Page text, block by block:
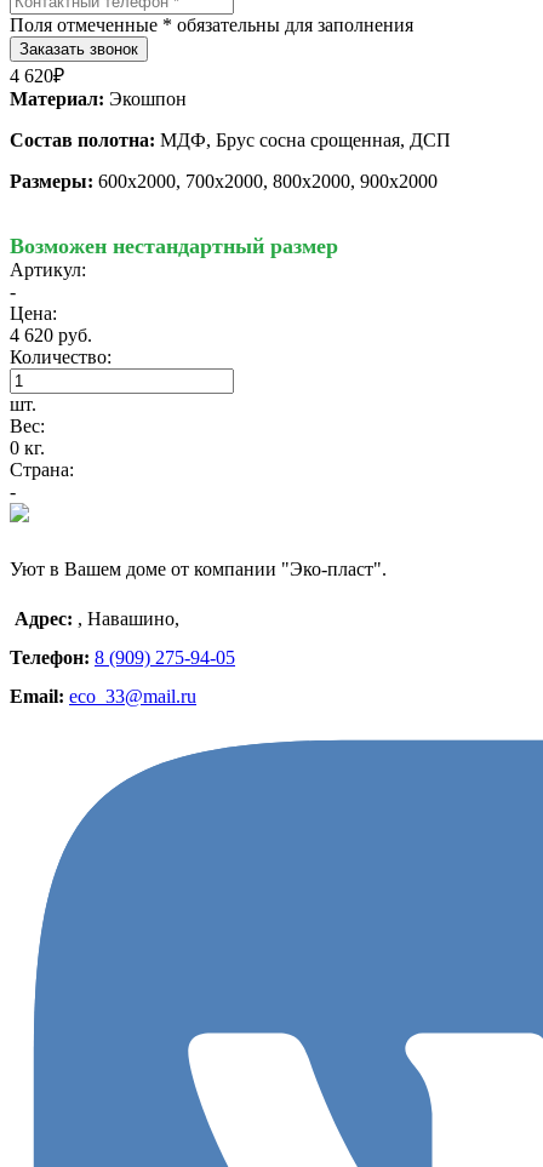
Поля отмеченные * обязательны для заполнения
4 620₽
Материал: Экошпон
Состав полотна: МДФ, Брус сосна срощенная, ДСП
Размеры: 600х2000, 700х2000, 800х2000, 900х2000
Возможен нестандартный размер
Артикул:
-
Цена:
4 620 руб.
Количество:
шт.
Вес:
0 кг.
Страна:
-
Уют в Вашем доме от компании "Эко-пласт".
Адрес: , Навашино,
Телефон: 8 (909) 275-94-05
Email: eco_33@mail.ru